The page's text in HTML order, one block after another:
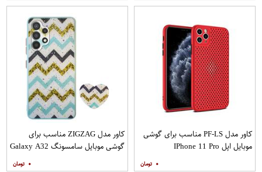
کاور مدل PF-LS مناسب برای گوشی
موبایل اپل IPhone 11 Pro
۰
کاور مدل ZIGZAG مناسب برای
گوشی موبایل سامسونگ Galaxy A32
۰